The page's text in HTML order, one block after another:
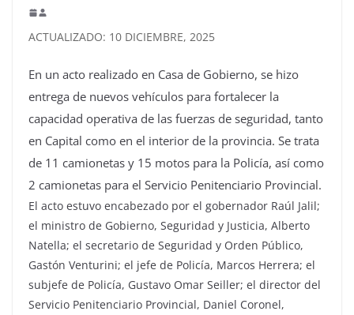
ACTUALIZADO: 10 DICIEMBRE, 2025
En un acto realizado en Casa de Gobierno, se hizo
entrega de nuevos vehículos para fortalecer la
capacidad operativa de las fuerzas de seguridad, tanto
en Capital como en el interior de la provincia. Se trata
de 11 camionetas y 15 motos para la Policía, así como
2 camionetas para el Servicio Penitenciario Provincial.
El acto estuvo encabezado por el gobernador Raúl Jalil;
el ministro de Gobierno, Seguridad y Justicia, Alberto
Natella; el secretario de Seguridad y Orden Público,
Gastón Venturini; el jefe de Policía, Marcos Herrera; el
subjefe de Policía, Gustavo Omar Seiller; el director del
Servicio Penitenciario Provincial, Daniel Coronel,